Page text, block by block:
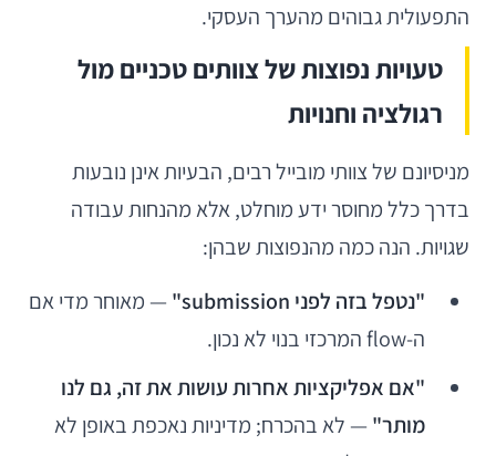
התפעולית גבוהים מהערך העסקי.
טעויות נפוצות של צוותים טכניים מול
רגולציה וחנויות
מניסיונם של צוותי מובייל רבים, הבעיות אינן נובעות
בדרך כלל מחוסר ידע מוחלט, אלא מהנחות עבודה
שגויות. הנה כמה מהנפוצות שבהן:
"נטפל בזה לפני submission"
— מאוחר מדי אם
ה-flow המרכזי בנוי לא נכון.
"אם אפליקציות אחרות עושות את זה, גם לנו
מותר" — לא בהכרח; מדיניות נאכפת באופן לא